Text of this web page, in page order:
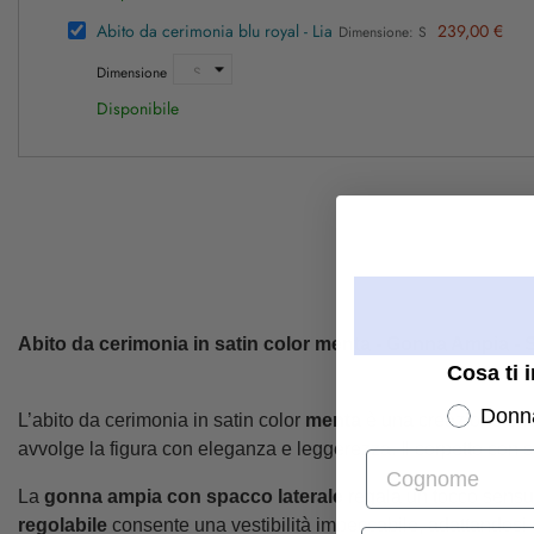
Abito da cerimonia blu royal - Lia Dimensione: S 239,00 €
Dimensione
Disponibile
Abito da cerimonia in satin color menta - Gonna Ampia -
L’abito da cerimonia in satin color menta
è una creazione
avvolge la figura con eleganza e leggerezza. Il corpetto
La gonna ampia con spacco laterale regala un tocco
regolabile consente una vestibilità impeccabile,
Cosa ti
Cognome